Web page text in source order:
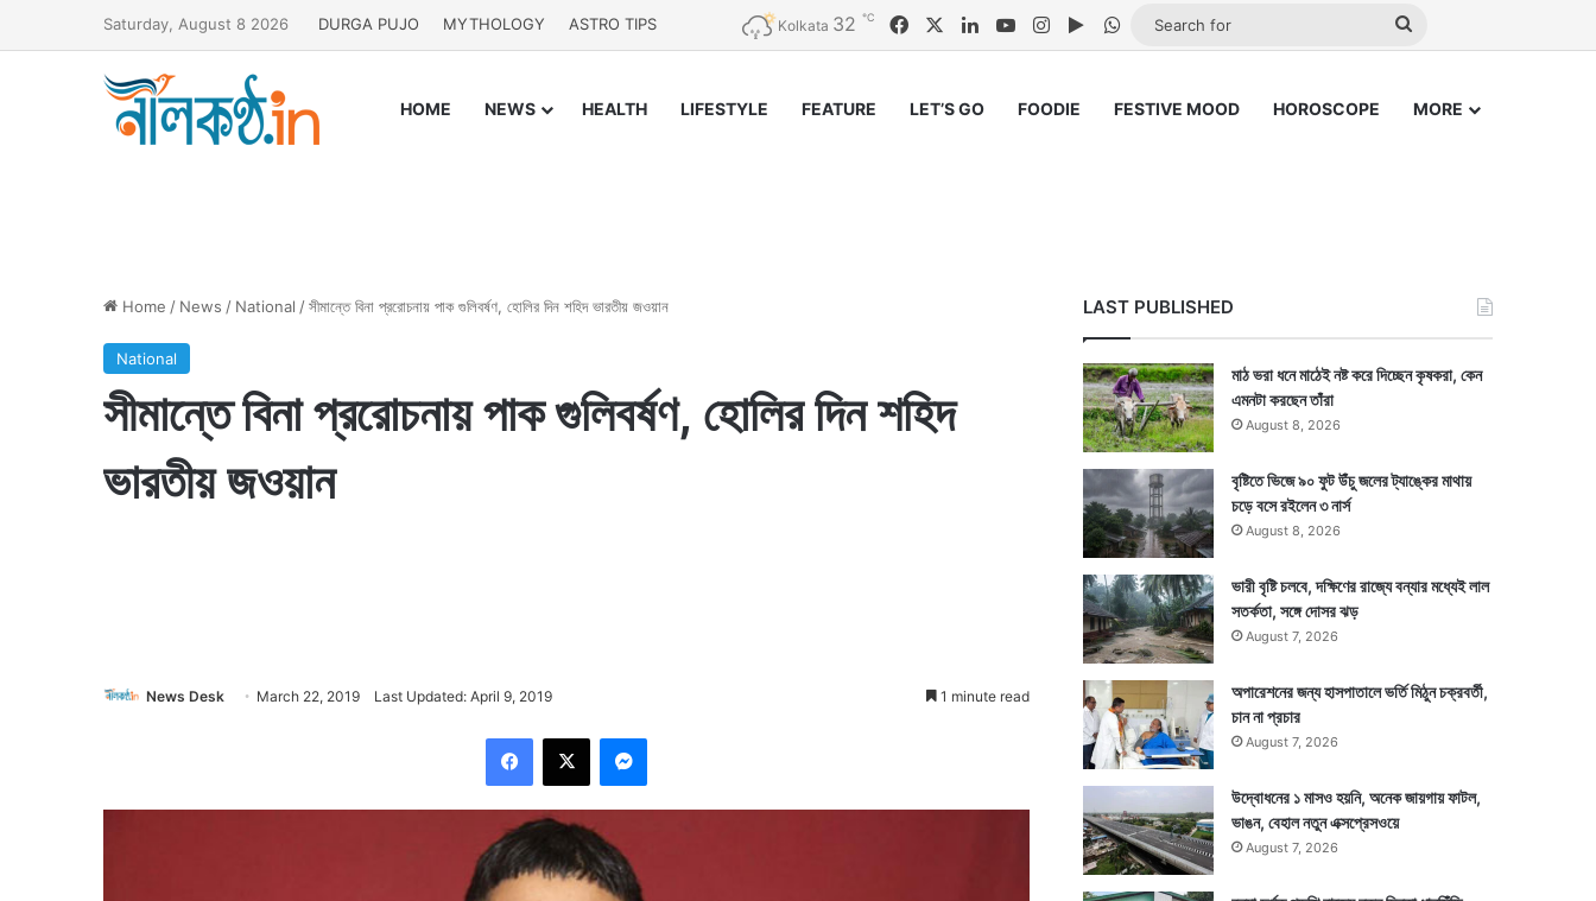
Saturday, August 8 2026 DURGA PUJO MYTHOLOGY ASTRO TIPS Kolkata 32 ℃ FacebookLinkedInYouTubeInstagramGoogle Play
WhatsApp
Search
HOME NEWS HEALTH LIFESTYLE FEATURE LET’S GO FOODIE FESTIVE MOOD HOROSCOPE MORE
Home / News / National /সীমান্তে বিনা প্ররোচনায় পাক গুলিবর্ষণ, হোলির দিন শহিদ ভারতীয় জওয়ান
National
সীমান্তে বিনা প্ররোচনায় পাক গুলিবর্ষণ, হোলির দিন শহিদ
ভারতীয় জওয়ান
News Desk March 22, 2019 Last Updated: April 9, 2019 1 minute read
LAST PUBLISHED
মাঠ ভরা ধনে মাঠেই নষ্ট করে দিচ্ছেন কৃষকরা, কেন
এমনটা করছেন তাঁরা
August 8, 2026
বৃষ্টিতে ভিজে ৯০ ফুট উঁচু জলের ট্যাঙ্কের মাথায়
চড়ে বসে রইলেন ৩ নার্স
August 8, 2026
ভারী বৃষ্টি চলবে, দক্ষিণের রাজ্যে বন্যার মধ্যেই লাল
সতর্কতা, সঙ্গে দোসর ঝড়
August 7, 2026
অপারেশনের জন্য হাসপাতালে ভর্তি মিঠুন চক্রবর্তী,
চান না প্রচার
August 7, 2026
উদ্বোধনের ১ মাসও হয়নি, অনেক জায়গায় ফাটল,
ভাঙন, বেহাল নতুন এক্সপ্রেসওয়ে
August 7, 2026